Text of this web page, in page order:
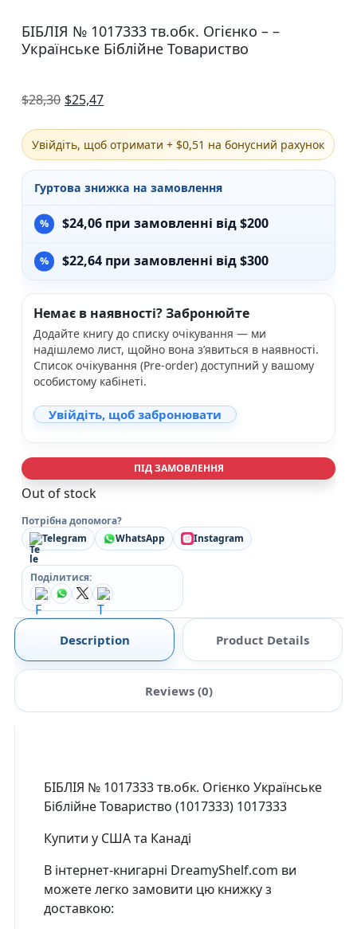
БІБЛІЯ № 1017333 тв.обк. Огієнко – –
Українське Біблійне Товариство
$28,30 $25,47
Увійдіть, щоб отримати + $0,51 на бонусний рахунок
Гуртова знижка на замовлення
$24,06 при замовленні від $200
$22,64 при замовленні від $300
Немає в наявності? Забронюйте
Додайте книгу до списку очікування — ми
надішлемо лист, щойно вона з’явиться в наявності.
Список очікування (Pre-order) доступний у вашому
особистому кабінеті.
Увійдіть, щоб забронювати
ПІД ЗАМОВЛЕННЯ
Out of stock
Потрібна допомога?
Telegram
WhatsApp Instagram
Поділитися:
Description Product Details
Reviews (0)
БІБЛІЯ № 1017333 тв.обк. Огієнко Українське
Біблійне Товариство (1017333) 1017333
Купити у США та Канаді
В інтернет-книгарні DreamyShelf.com ви
можете легко замовити цю книжку з
доставкою: